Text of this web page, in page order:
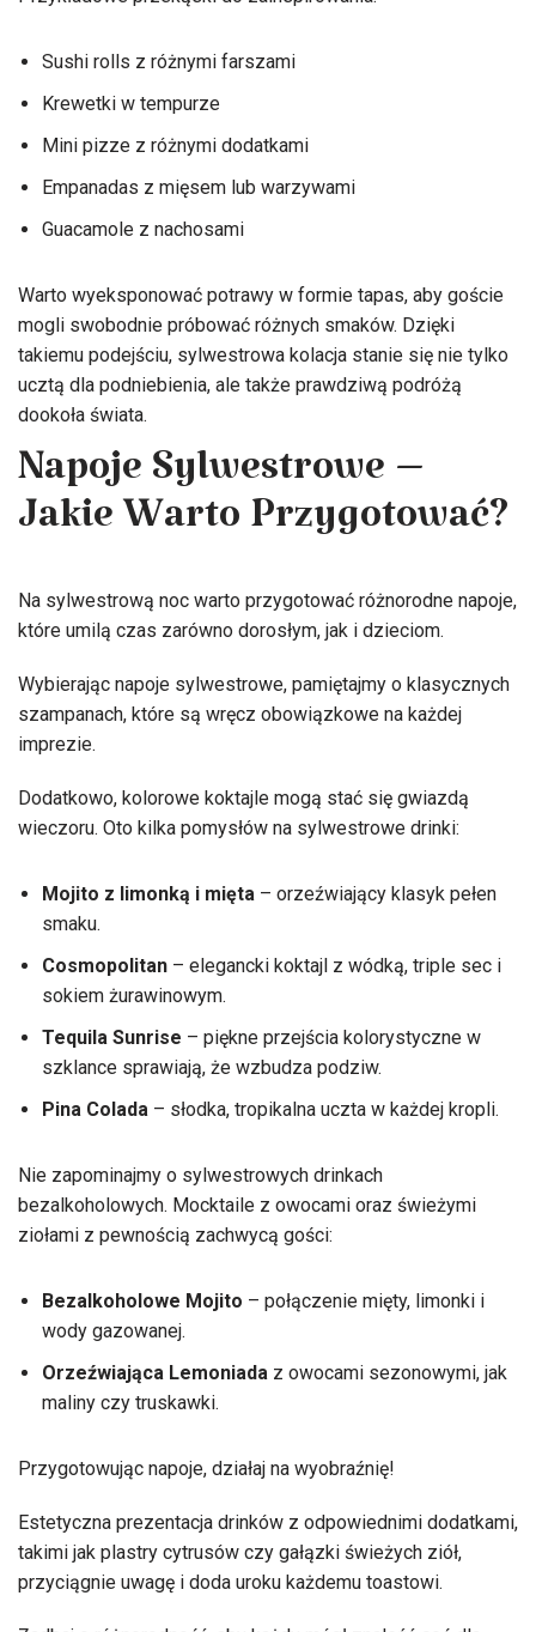
Sushi rolls z różnymi farszami
Krewetki w tempurze
Mini pizze z różnymi dodatkami
Empanadas z mięsem lub warzywami
Guacamole z nachosami
Warto wyeksponować potrawy w formie tapas, aby goście
mogli swobodnie próbować różnych smaków. Dzięki
takiemu podejściu, sylwestrowa kolacja stanie się nie tylko
ucztą dla podniebienia, ale także prawdziwą podróżą
dookoła świata.
Napoje Sylwestrowe –
Jakie Warto Przygotować?
Na sylwestrową noc warto przygotować różnorodne napoje,
które umilą czas zarówno dorosłym, jak i dzieciom.
Wybierając napoje sylwestrowe, pamiętajmy o klasycznych
szampanach, które są wręcz obowiązkowe na każdej
imprezie.
Dodatkowo, kolorowe koktajle mogą stać się gwiazdą
wieczoru. Oto kilka pomysłów na sylwestrowe drinki:
Mojito z limonką i mięta – orzeźwiający klasyk pełen
smaku.
Cosmopolitan – elegancki koktajl z wódką, triple sec i
sokiem żurawinowym.
Tequila Sunrise – piękne przejścia kolorystyczne w
szklance sprawiają, że wzbudza podziw.
Pina Colada – słodka, tropikalna uczta w każdej kropli.
Nie zapominajmy o sylwestrowych drinkach
bezalkoholowych. Mocktaile z owocami oraz świeżymi
ziołami z pewnością zachwycą gości:
Bezalkoholowe Mojito – połączenie mięty, limonki i
wody gazowanej.
Orzeźwiająca Lemoniada z owocami sezonowymi, jak
maliny czy truskawki.
Przygotowując napoje, działaj na wyobraźnię!
Estetyczna prezentacja drinków z odpowiednimi dodatkami,
takimi jak plastry cytrusów czy gałązki świeżych ziół,
przyciągnie uwagę i doda uroku każdemu toastowi.